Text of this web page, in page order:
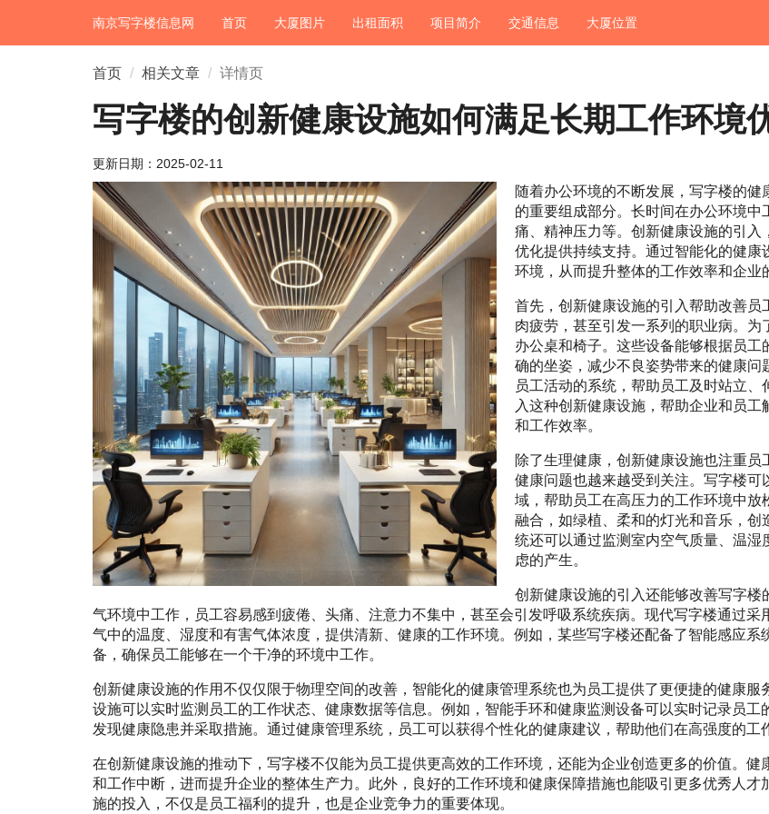
南京写字楼信息网 首页 大厦图片 出租面积 项目简介 交通信息 大厦位置
首页 相关文章 详情页
写字楼的创新健康设施如何满足长期工作环境
更新日期： 2025-02-11
随着办公环境的不断发展，写字楼的
的重要组成部分。长时间在办公环境
痛、精神压力等。创新健康设施的引
优化提供持续支持。通过智能化的健
环境，从而提升整体的工作效率和企业
首先，创新健康设施的引入帮助改善
肉疲劳，甚至引发一系列的职业病。
办公桌和椅子。这些设备能够根据员
确的坐姿，减少不良姿势带来的健康
员工活动的系统，帮助员工及时站立、
入这种创新健康设施，帮助企业和员
和工作效率。
除了生理健康，创新健康设施也注重
健康问题也越来越受到关注。写字楼
域，帮助员工在高压力的工作环境中
融合，如绿植、柔和的灯光和音乐，
统还可以通过监测室内空气质量、温
虑的产生。
创新健康设施的引入还能够改善写字
气环境中工作，员工容易感到疲倦、头痛、注意力不集中，甚至会引发呼吸系统疾病。现代写字楼通过
气中的温度、湿度和有害气体浓度，提供清新、健康的工作环境。例如，某些写字楼还配备了智能感应
备，确保员工能够在一个干净的环境中工作。
创新健康设施的作用不仅仅限于物理空间的改善，智能化的健康管理系统也为员工提供了更便捷的健康
设施可以实时监测员工的工作状态、健康数据等信息。例如，智能手环和健康监测设备可以实时记录员
发现健康隐患并采取措施。通过健康管理系统，员工可以获得个性化的健康建议，帮助他们在高强度的工
在创新健康设施的推动下，写字楼不仅能为员工提供更高效的工作环境，还能为企业创造更多的价值。
和工作中断，进而提升企业的整体生产力。此外，良好的工作环境和健康保障措施也能吸引更多优秀人
施的投入，不仅是员工福利的提升，也是企业竞争力的重要体现。